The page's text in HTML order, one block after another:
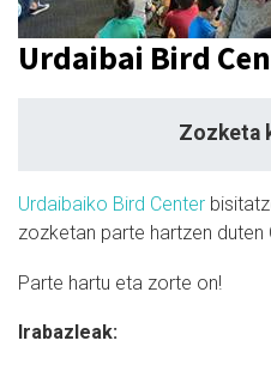
Urdaibai Bird
Zozketa
Urdaibaiko Bird Center
zozketan parte hartzen
Parte hartu eta zorte on!
Irabazleak: